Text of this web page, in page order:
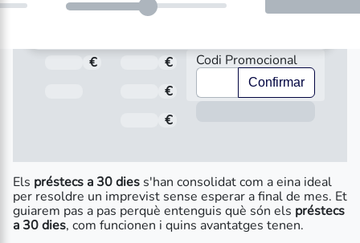
Total a pagar
€ Import
€
Data de venciment
€
€
Codi Promocional
Confirmar
Els préstecs a 30 dies s'han consolidat com a eina ideal
per resoldre un imprevist sense esperar a final de mes. Et
guiarem pas a pas perquè entenguis què són els préstecs
a 30 dies, com funcionen i quins avantatges tenen.